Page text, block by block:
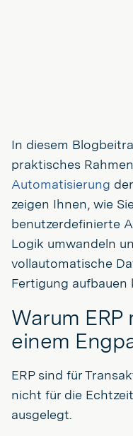
In diesem
praktisches
Automatisierung
zeigen Ihnen, wie
benutzerdefinierte
Logik umwandeln
vollautomatische
Fertigung aufbauen
Warum ERP
einem
ERP sind für
nicht für die
ausgelegt.